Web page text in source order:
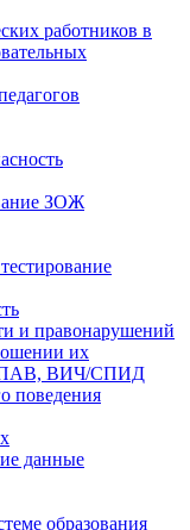
работников в
ЗОЖ
и правонарушений
их
ПАВ, ВИЧ/СПИД
поведения
данные
образования